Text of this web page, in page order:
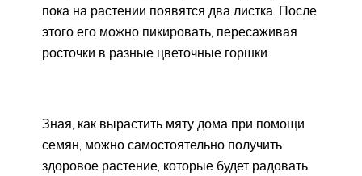
пока на растении появятся два листка. После
этого его можно пикировать, пересаживая
росточки в разные цветочные горшки.
Зная, как вырастить мяту дома при помощи
семян, можно самостоятельно получить
здоровое растение, которые будет радовать